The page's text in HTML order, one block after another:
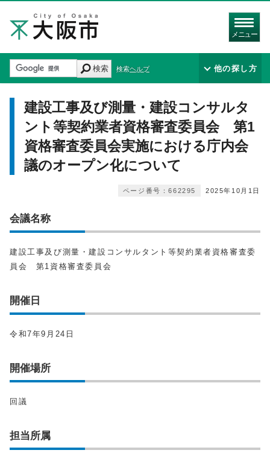
メニュー
検索 検索ヘルプ 他の探し方
建設工事及び測量・建設コンサルタ
ント等契約業者資格審査委員会 第1
資格審査委員会実施における庁内会
議のオープン化について
2025年10月1日
ページ番号：662295
会議名称
建設工事及び測量・建設コンサルタント等契約業者資格審査委
員会 第1資格審査委員会
開催日
令和7年9月24日
開催場所
回議
担当所属